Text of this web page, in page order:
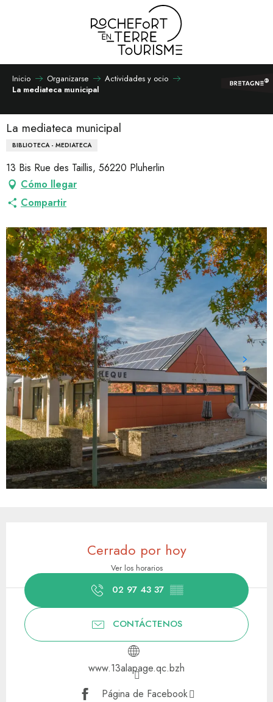
Inicio Organizarse
Actividades y ocio
La mediateca municipal
La mediateca municipal
BIBLIOTECA - MEDIATECA
13 Bis Rue des Taillis, 56220 Pluherlin
Cómo llegar
Compartir
Cerrado por hoy
Ver los horarios
02 97 43 37 ▒▒
CONTÁCTENOS
www.13alapage.qc.bzh
Página de Facebook